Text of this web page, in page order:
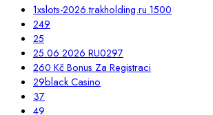
1xslots-2026.trakholding.ru 1500
249
25
25.06.2026 RU0297
260 Kč Bonus Za Registraci
29black Casino
37
49